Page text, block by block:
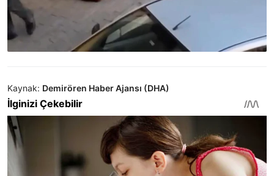
Kaynak: Demirören Haber Ajansı (DHA)